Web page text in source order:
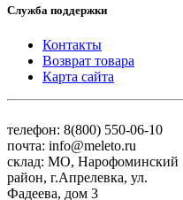
Служба поддержки
Контакты
Возврат товара
Карта сайта
телефон: 8(800) 550-06-10
почта: info@meleto.ru
склад: МО, Нарофоминский
район, г.Апрелевка, ул.
Фадеева, дом 3